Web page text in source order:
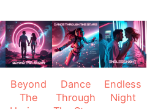
Beyond
The
Dance
Through
Endless
Night